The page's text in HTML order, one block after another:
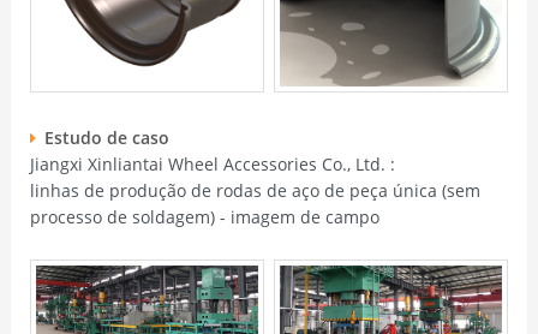
Estudo de caso
Jiangxi Xinliantai Wheel Accessories Co., Ltd. :
linhas de produção de rodas de aço de peça única (sem
processo de soldagem) - imagem de campo